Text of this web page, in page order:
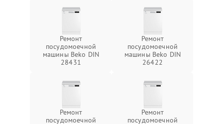
Ремонт
посудомоечной
машины Beko DIN
28431
Ремонт
посудомоечной
машины Beko DIN
26422
Ремонт
посудомоечной
Ремонт
посудомоечной